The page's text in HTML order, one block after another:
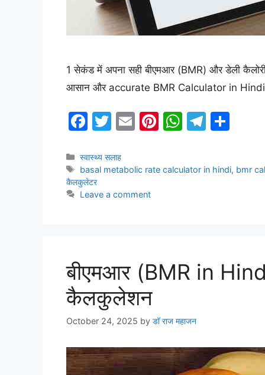
1 सेकंड में अपना सही बीएमआर (BMR) और डेली
आसान और accurate BMR Calculator in
F
c
e
b
T
itt
er
E
l
Pi
e
W
s
T
gr e
Categories
स्वास्थ्य सलाह
Tags
basal metabolic rate calculator in hindi, bmr
कैलकुलेटर
Leave a comment
बीएमआर (BMR in
कैलकुलेशन
October 24, 2025 by डॉ राज महाजन